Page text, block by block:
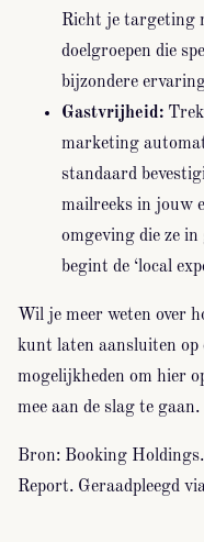
Richt je targeting
doelgroepen die
bijzondere
Gastvrijheid:
marketing
standaard
mailreeks in jouw
omgeving die ze in
begint de ‘local
Wil je meer weten over
kunt laten aansluiten op
mogelijkheden om hier
mee aan de slag te
Bron: Booking
Report. Geraadpleegd